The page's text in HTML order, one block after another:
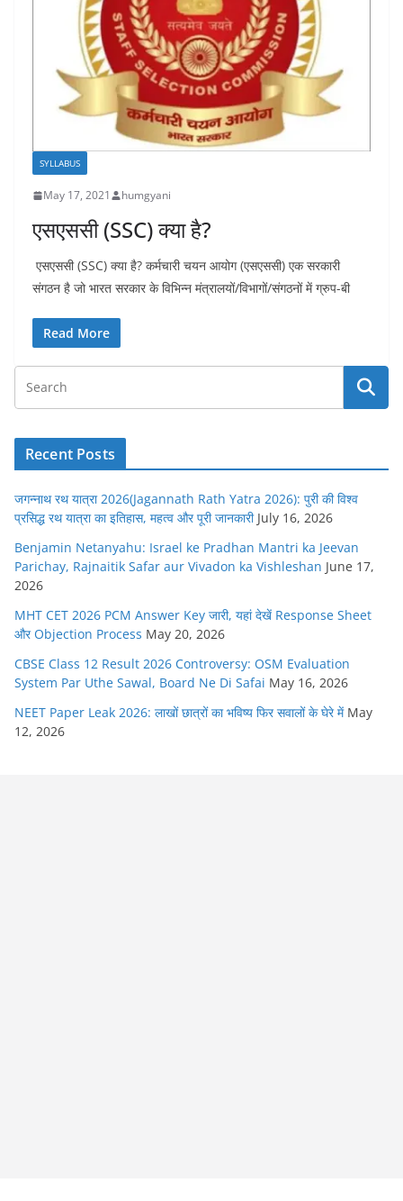
SYLLABUS
May 17, 2021 humgyani
एसएससी (SSC) क्या है?
एसएससी (SSC) क्या है? कर्मचारी चयन आयोग (एसएससी) एक सरकारी
संगठन है जो भारत सरकार के विभिन्न मंत्रालयों/विभागों/संगठनों में ग्रुप-बी
Read More
Recent Posts
जगन्नाथ रथ यात्रा 2026(Jagannath Rath Yatra 2026): पुरी की विश्व
प्रसिद्ध रथ यात्रा का इतिहास, महत्व और पूरी जानकारी July 16, 2026
Benjamin Netanyahu: Israel ke Pradhan Mantri ka Jeevan
Parichay, Rajnaitik Safar aur Vivadon ka Vishleshan June 17,
2026
MHT CET 2026 PCM Answer Key जारी, यहां देखें Response Sheet
और Objection Process May 20, 2026
CBSE Class 12 Result 2026 Controversy: OSM Evaluation
System Par Uthe Sawal, Board Ne Di Safai May 16, 2026
NEET Paper Leak 2026: लाखों छात्रों का भविष्य फिर सवालों के घेरे में May
12, 2026